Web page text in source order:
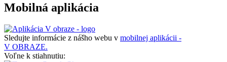
Mobilná aplikácia
Sledujte informácie z nášho webu v mobilnej aplikácii -
V OBRAZE.
Voľne k stiahnutiu: